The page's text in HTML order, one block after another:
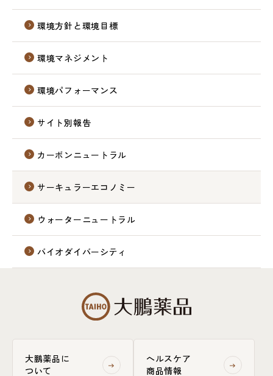
環境方針と環境目標
環境マネジメント
環境パフォーマンス
サイト別報告
カーボンニュートラル
サーキュラーエコノミー
ウォーターニュートラル
バイオダイバーシティ
大鵬薬品に
ついて
ヘルスケア
商品情報